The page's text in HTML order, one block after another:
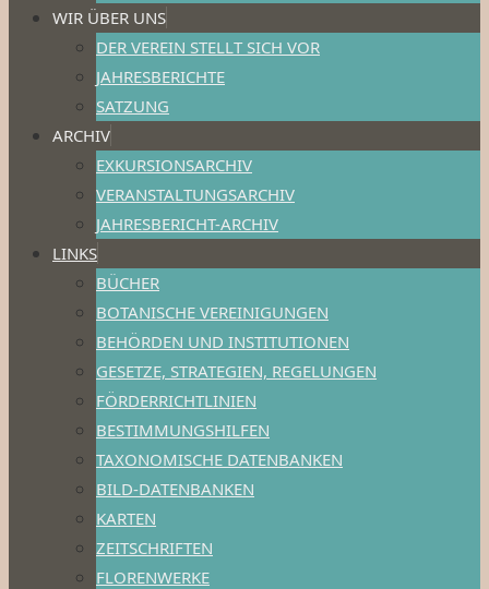
WIR ÜBER UNS
DER VEREIN STELLT SICH VOR
JAHRESBERICHTE
SATZUNG
ARCHIV
EXKURSIONSARCHIV
VERANSTALTUNGSARCHIV
JAHRESBERICHT-ARCHIV
LINKS
BÜCHER
BOTANISCHE VEREINIGUNGEN
BEHÖRDEN UND INSTITUTIONEN
GESETZE, STRATEGIEN, REGELUNGEN
FÖRDERRICHTLINIEN
BESTIMMUNGSHILFEN
TAXONOMISCHE DATENBANKEN
BILD-DATENBANKEN
KARTEN
ZEITSCHRIFTEN
FLORENWERKE